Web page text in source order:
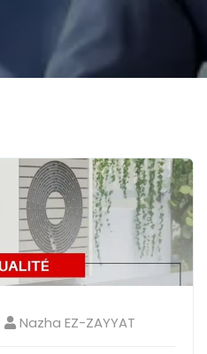
Nazha EZ-ZAYYAT